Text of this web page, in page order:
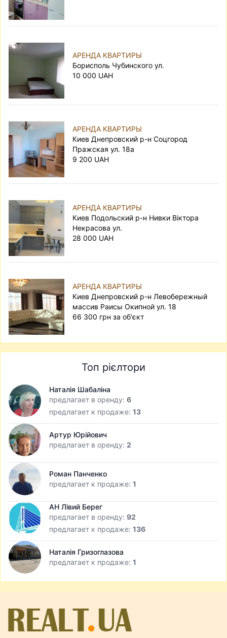
АРЕНДА КВАРТИРЫ
Борисполь Чубинского ул.
10 000 UAH
АРЕНДА КВАРТИРЫ
Киев Днепровский р-н Соцгород
Пражская ул. 18а
9 200 UAH
АРЕНДА КВАРТИРЫ
Киев Подольский р-н Нивки Віктора
Некрасова ул.
28 000 UAH
АРЕНДА КВАРТИРЫ
Киев Днепровский р-н Левобережный
массив Раисы Окипной ул. 18
66 300 грн за об'єкт
Топ рієлтори
Наталія Шабаліна
предлагает в оренду: 6
предлагает к продаже: 13
Артур Юрійович
предлагает в оренду: 2
Роман Панченко
предлагает к продаже: 1
АН Лівий Берег
предлагает в оренду: 92
предлагает к продаже: 136
Наталія Гризоглазова
предлагает к продаже: 1